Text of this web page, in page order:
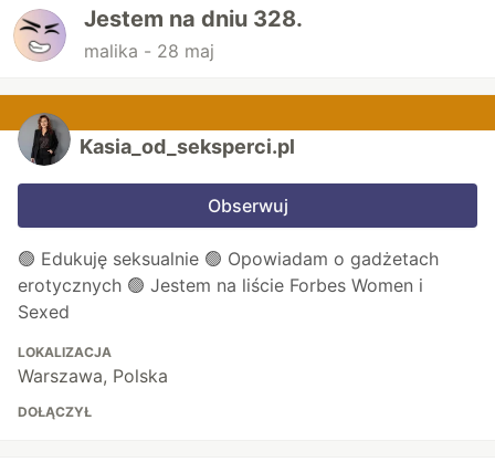
Jestem na dniu 328.
malika - 28 maj
Kasia_od_seksperci.pl
Obserwuj
🟢 Edukuję seksualnie 🟢 Opowiadam o gadżetach
erotycznych 🟢 Jestem na liście Forbes Women i
Sexed
LOKALIZACJA
Warszawa, Polska
DOŁĄCZYŁ